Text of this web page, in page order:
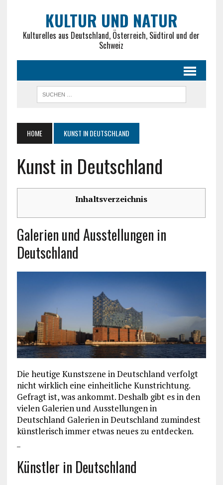
KULTUR UND NATUR
Kulturelles aus Deutschland, Österreich, Südtirol und der
Schweiz
HOME KUNST IN DEUTSCHLAND
Kunst in Deutschland
Inhaltsverzeichnis
Galerien und Ausstellungen in
Deutschland
Die heutige Kunstszene in Deutschland verfolgt
nicht wirklich eine einheitliche Kunstrichtung.
Gefragt ist, was ankommt. Deshalb gibt es in den
vielen Galerien und Ausstellungen in
Deutschland Galerien in Deutschland zumindest
künstlerisch immer etwas neues zu entdecken.
Künstler in Deutschland